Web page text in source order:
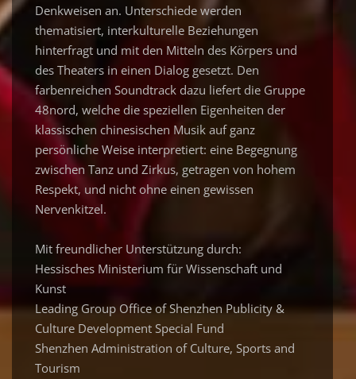
Denkweisen an. Unterschiede werden
thematisiert, interkulturelle Beziehungen
hinterfragt und mit den Mitteln des Körpers und
des Theaters in einen Dialog gesetzt. Den
farbenreichen Soundtrack dazu liefert die Gruppe
48nord, welche die speziellen Eigenheiten der
klassischen chinesischen Musik auf ganz
persönliche Weise interpretiert: eine Begegnung
zwischen Tanz und Zirkus, getragen von hohem
Respekt, und nicht ohne einen gewissen
Nervenkitzel.
Mit freundlicher Unterstützung durch:
Hessisches Ministerium für Wissenschaft und
Kunst
Leading Group Office of Shenzhen Publicity &
Culture Development Special Fund
Shenzhen Administration of Culture, Sports and
Tourism